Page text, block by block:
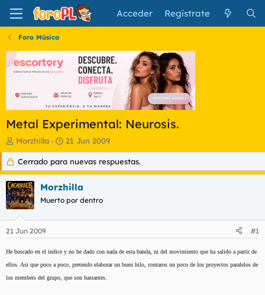
Acceder Regístrate
Foro Música
Metal Experimental: Neurosis.
I
n
c
i
a
d
o
d
t
e
Morzhilla
F
e
c
h
a
d
e
i
i
o
21 Jun 2009
Cerrado para nuevas respuestas.
Morzhilla
Muerto por dentro
21 Jun 2009 #1
He buscado en el indice y no he dado con nada de esta banda, ni del movimiento que ha salido a partir de
ellos. Asi que poco a poco, pretendo elaborar un buen hilo, contaros un poco de los proyectos paralelos de
los members del grupo, que son bastantes.